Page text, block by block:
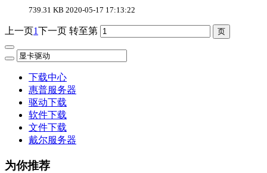
739.31 KB 2020-05-17 17:13:22
上一页1下一页 转至第
下载中心
惠普服务器
驱动下载
软件下载
文件下载
戴尔服务器
为你推荐